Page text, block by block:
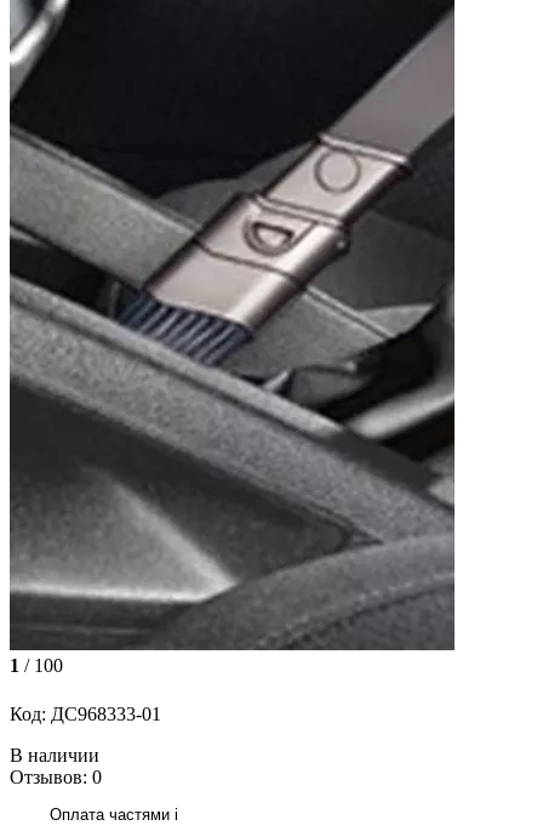
1 / 100
Код: ДС968333-01
В наличии
Отзывов: 0
Оплата частями i